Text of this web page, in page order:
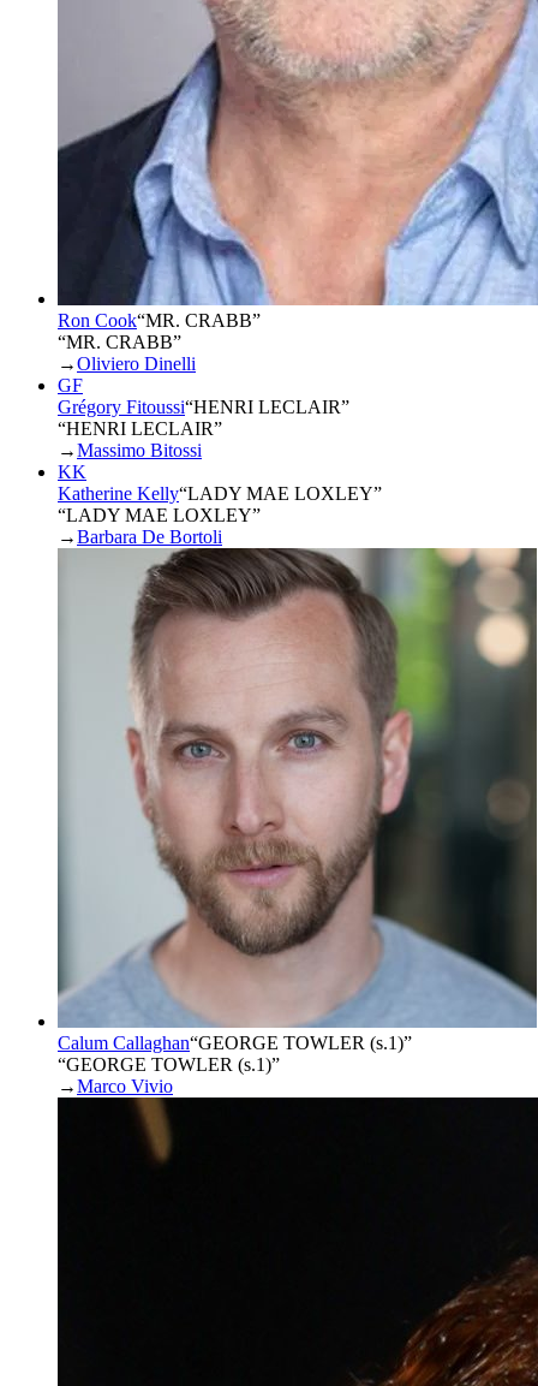
Ron Cook“MR. CRABB”
“MR. CRABB”
→Oliviero Dinelli
GF
Grégory Fitoussi“HENRI LECLAIR”
“HENRI LECLAIR”
→Massimo Bitossi
KK
Katherine Kelly“LADY MAE LOXLEY”
“LADY MAE LOXLEY”
→Barbara De Bortoli
Calum Callaghan“GEORGE TOWLER (s.1)”
“GEORGE TOWLER (s.1)”
→Marco Vivio